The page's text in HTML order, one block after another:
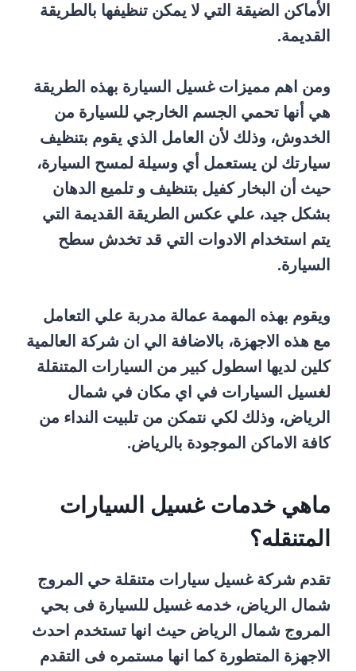
الأماكن الضيقة التي لا يمكن تنظيفها بالطريقة
القديمة.
ومن اهم مميزات غسيل السيارة بهذه الطريقة
هي أنها تحمي الجسم الخارجي للسيارة من
الخدوش، وذلك لأن العامل الذي يقوم بتنظيف
سيارتك لن يستعمل أي وسيلة لمسح السيارة،
حيث أن البخار كفيل بتنظيف و تلميع الدهان
بشكل جيد، علي عكس الطريقة القديمة التي
يتم استخدام الادوات التي قد تخدش سطح
السيارة.
ويقوم بهذه المهمة عمالة مدربة علي التعامل
مع هذه الاجهزة، بالاضافة الي ان شركة العالمية
كلين لديها اسطول كبير من السيارات المتنقلة
لغسيل السيارات في اي مكان في شمال
الرياض، وذلك لكي نتمكن من تلبيت النداء من
كافة الاماكن الموجودة بالرياض.
ماهي خدمات غسيل السيارات
المتنقله؟
تقدم شركة غسيل سيارات متنقلة حي المروج
شمال الرياض، خدمه غسيل للسيارة فى بحي
المروج شمال الرياض حيث انها تستخدم احدث
الاجهزة المتطورة كما انها مستمره فى التقدم